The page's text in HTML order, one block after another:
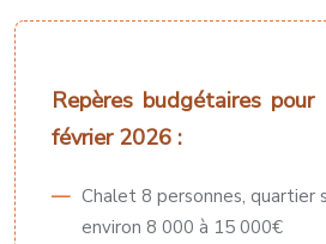
Repères budgétaires
février 2026 :
Chalet 8 personnes, quartier
environ 8 000 à 15 000€